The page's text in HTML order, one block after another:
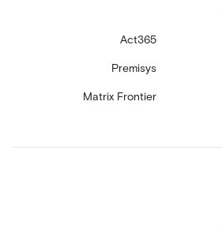
Act365
Premisys
Matrix Frontier